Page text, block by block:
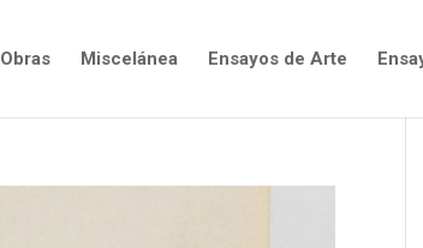
Obras Miscelánea Ensayos de Arte